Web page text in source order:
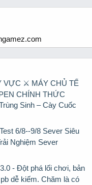
VỰC ⚔️ MÁY CHỦ TẾ
CHÍNH THỨC
Sinh – Cày Cuốc
6/8--9/8 Sever Siêu
Nghiệm Sever
- Đột phá lối chơi, bản
dễ kiếm. Chăm là có